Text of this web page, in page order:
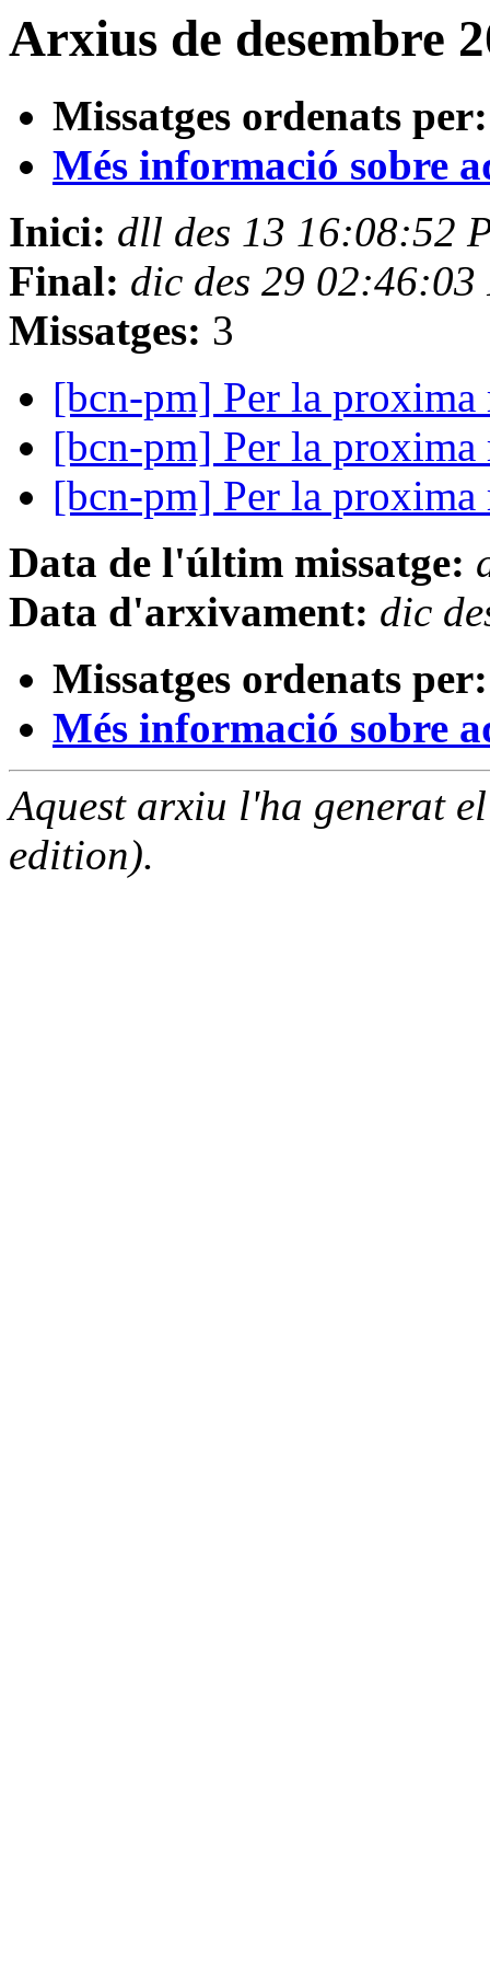
Arxius de desembre
Missatges ordenats per:
Més informació sobre
Inici: dll des 13 16:08:52
Final: dic des 29 02:46:03
Missatges: 3
[bcn-pm] Per la
[bcn-pm] Per la
[bcn-pm] Per la
Data de l'últim missatge:
Data d'arxivament: dic
Missatges ordenats per:
Més informació sobre
Aquest arxiu l'ha generat
edition).